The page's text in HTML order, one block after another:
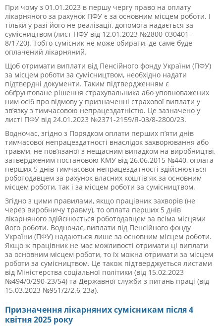
При чому з 01.01.2023 в першу чергу право на оплату
лікарняного за рахунок ПФУ є за основним місцем роботи. І
тільки у разі його не реалізації, допомога надається за
сумісництвом (лист ПФУ від 12.01.2023 №2800-030401-
8/1720). Тобто сумісник не може обирати, де саме буде
оплачений лікарняний.
Щоб отримати виплати від Пенсійного фонду України (ПФУ)
за місцем роботи за сумісництвом, необхідно надати
підтвердні документи. Таким підтвердженням є
обґрунтоване рішення страхувальника або уповноважених
ним осіб про відмову у призначенні страхової виплати у
зв’язку з тимчасовою непрацездатністю. Це зазначено у
листі ПФУ від 24.01.2023 №2371-2159/Я-03/8-2800/23.
Водночас, згідно з Порядком оплати перших п’яти днів
тимчасової непрацездатності внаслідок захворювання або
травми, не пов’язаної з нещасним випадком на виробництві,
затвердженим постановою КМУ від 26.06.2015 №440, оплата
перших 5 днів тимчасової непрацездатності здійснюється
роботодавцем за рахунок власних коштів як за основним
місцем роботи, так і за місцем роботи за сумісництвом.
Згідно з цими правилами, якщо працівник захворів (не
через виробничу травму), то оплата перших 5 днів
лікарняного здійснюється роботодавцем за всіма місцями
його роботи. Водночас, виплати від Пенсійного фонду
України (ПФУ) надаються лише за основним місцем роботи.
Якщо ж працівник не має можливості отримати ці виплати
за основним місцем роботи, то їх можна отримати за місцем
роботи за сумісництвом. Це також підтверджується листами
від Міністерства соціальної політики (від 15.02.2023
№494/0/290-23/54) та Державної служби з питань праці (від
15.03.2023 №951/2/2.6-23а).
Призначення лікарняних сумісникам після 4
квітня 2025 року